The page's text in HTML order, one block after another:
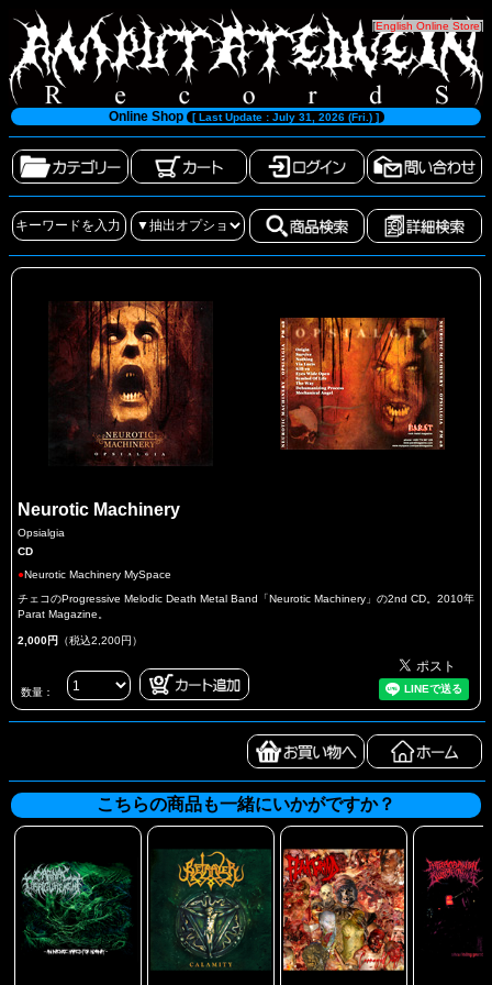
[English Online Store]
Online Shop [ Last Update : July 31, 2026 (Fri.) ]
Neurotic Machinery
Opsialgia
CD
●Neurotic Machinery MySpace
チェコのProgressive Melodic Death Metal Band「Neurotic Machinery」の2nd CD。2010年
Parat Magazine。
2,000円 （税込2,200円）
数量：
こちらの商品も一緒にいかがですか？